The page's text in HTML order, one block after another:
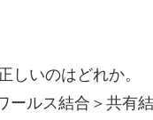
しいのはどれか。
ールス結合＞共有